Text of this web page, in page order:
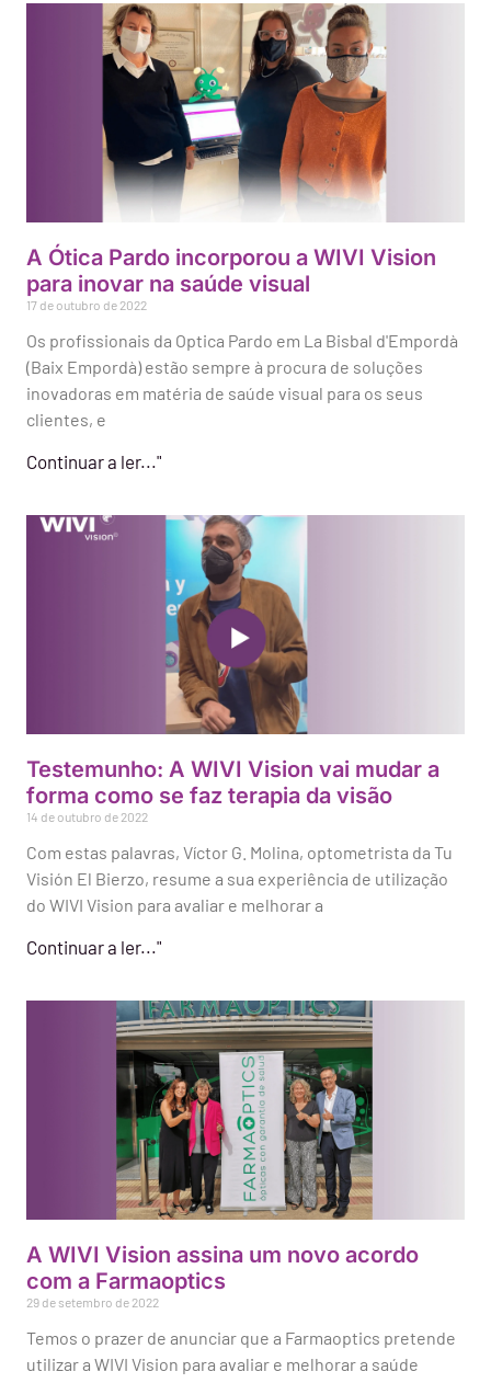
A Ótica Pardo incorporou a WIVI Vision
para inovar na saúde visual
17 de outubro de 2022
Os profissionais da Optica Pardo em La Bisbal d'Empordà
(Baix Empordà) estão sempre à procura de soluções
inovadoras em matéria de saúde visual para os seus
clientes, e
Continuar a ler..."
Testemunho: A WIVI Vision vai mudar a
forma como se faz terapia da visão
14 de outubro de 2022
Com estas palavras, Víctor G. Molina, optometrista da Tu
Visión El Bierzo, resume a sua experiência de utilização
do WIVI Vision para avaliar e melhorar a
Continuar a ler..."
A WIVI Vision assina um novo acordo
com a Farmaoptics
29 de setembro de 2022
Temos o prazer de anunciar que a Farmaoptics pretende
utilizar a WIVI Vision para avaliar e melhorar a saúde